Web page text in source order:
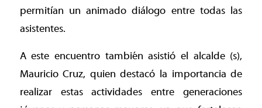
permitían un animado diálogo entre todas las
asistentes.
A este encuentro también asistió el alcalde (s),
Mauricio Cruz, quien destacó la importancia de
realizar estas actividades entre generaciones